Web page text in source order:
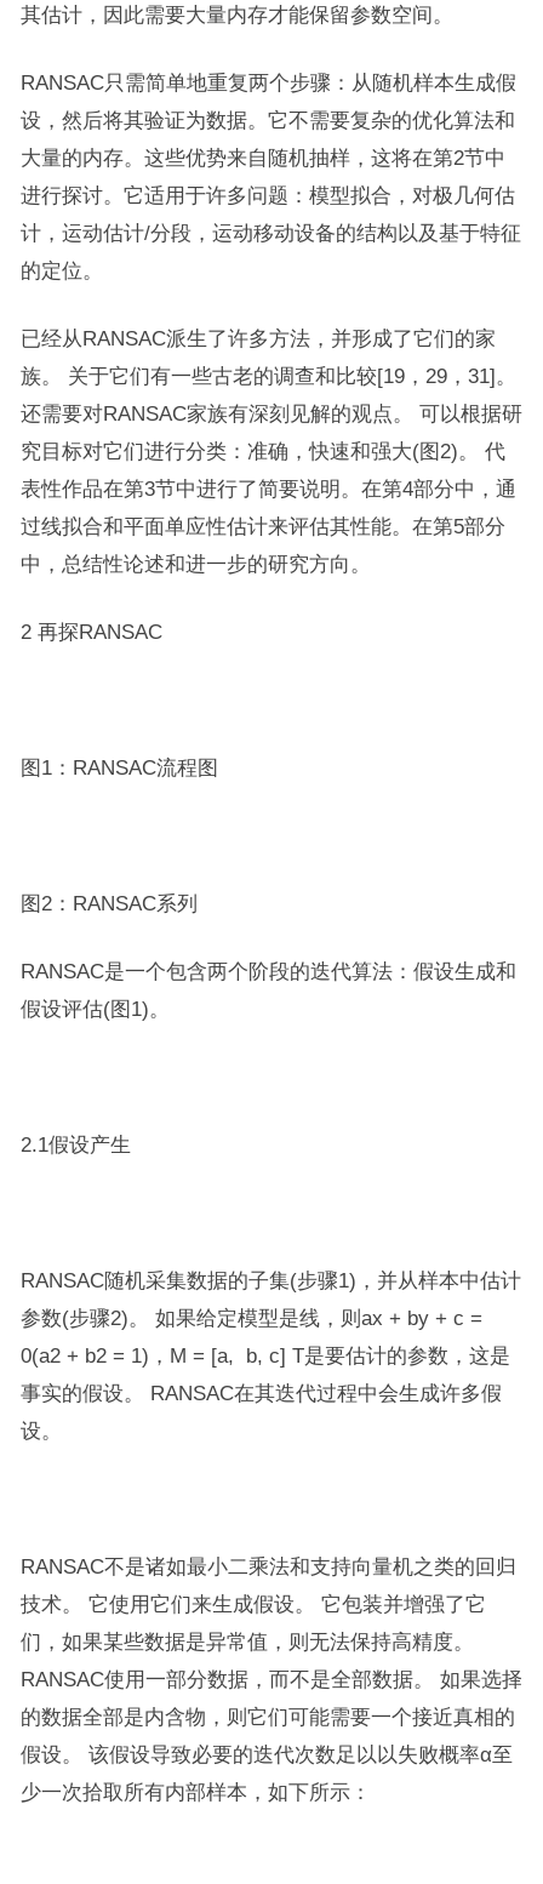
其估计，因此需要大量内存才能保留参数空间。
RANSAC只需简单地重复两个步骤：从随机样本生成假
设，然后将其验证为数据。它不需要复杂的优化算法和
大量的内存。这些优势来自随机抽样，这将在第2节中
进行探讨。它适用于许多问题：模型拟合，对极几何估
计，运动估计/分段，运动移动设备的结构以及基于特征
的定位。
已经从RANSAC派生了许多方法，并形成了它们的家
族。 关于它们有一些古老的调查和比较[19，29，31]。
还需要对RANSAC家族有深刻见解的观点。 可以根据研
究目标对它们进行分类：准确，快速和强大(图2)。 代
表性作品在第3节中进行了简要说明。在第4部分中，通
过线拟合和平面单应性估计来评估其性能。在第5部分
中，总结性论述和进一步的研究方向。
2 再探RANSAC
图1：RANSAC流程图
图2：RANSAC系列
RANSAC是一个包含两个阶段的迭代算法：假设生成和
假设评估(图1)。
2.1假设产生
RANSAC随机采集数据的子集(步骤1)，并从样本中估计
参数(步骤2)。 如果给定模型是线，则ax + by + c =
0(a2 + b2 = 1)，M = [a, b, c] T是要估计的参数，这是
事实的假设。 RANSAC在其迭代过程中会生成许多假
设。
RANSAC不是诸如最小二乘法和支持向量机之类的回归
技术。 它使用它们来生成假设。 它包装并增强了它
们，如果某些数据是异常值，则无法保持高精度。
RANSAC使用一部分数据，而不是全部数据。 如果选择
的数据全部是内含物，则它们可能需要一个接近真相的
假设。 该假设导致必要的迭代次数足以以失败概率α至
少一次拾取所有内部样本，如下所示：